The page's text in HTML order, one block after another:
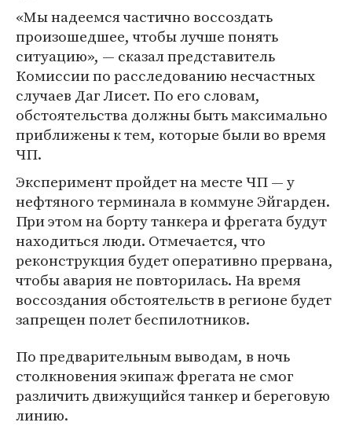
«Мы надеемся частично воссоздать
произошедшее, чтобы лучше понять
ситуацию», — сказал представитель
Комиссии по расследованию несчастных
случаев Даг Лисет. По его словам,
обстоятельства должны быть максимально
приближены к тем, которые были во время
ЧП.
Эксперимент пройдет на месте ЧП — у
нефтяного терминала в коммуне Эйгарден.
При этом на борту танкера и фрегата будут
находиться люди. Отмечается, что
реконструкция будет оперативно прервана,
чтобы авария не повторилась. На время
воссоздания обстоятельств в регионе будет
запрещен полет беспилотников.
По предварительным выводам, в ночь
столкновения экипаж фрегата не смог
различить движущийся танкер и береговую
линию.